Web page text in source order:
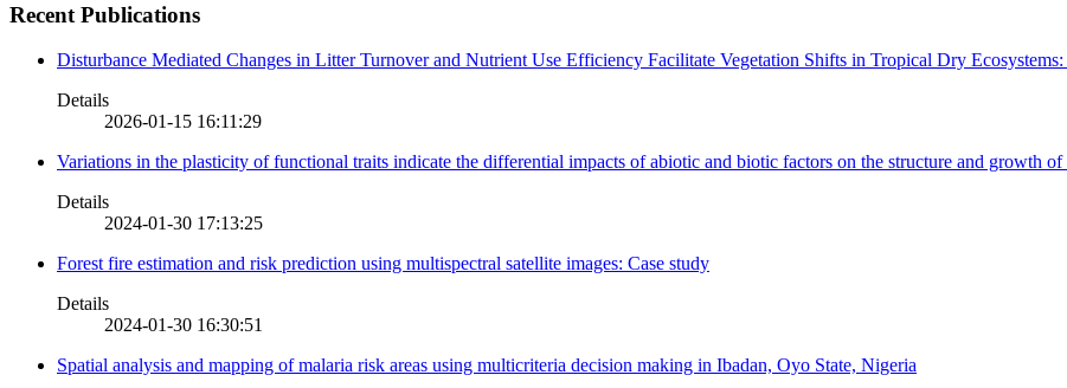
Recent Publications
Disturbance Mediated Changes in Litter Turnover and Nutrient Use Efficiency Facilitate Vegetation Shifts in Tropical Dry
Details
2026-01-15 16:11:29
Variations in the plasticity of functional traits indicate the differential impacts of abiotic and biotic factors on the structure and growth
Details
2024-01-30 17:13:25
Forest fire estimation and risk prediction using multispectral satellite images: Case study
Details
2024-01-30 16:30:51
Spatial analysis and mapping of malaria risk areas using multicriteria decision making in Ibadan, Oyo State, Nigeria